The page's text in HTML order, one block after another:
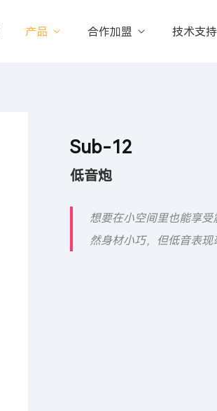
产品 合作加盟 技术支持
Sub-12
低音炮
想要在小空间里也能享
然身材小巧，但低音表现